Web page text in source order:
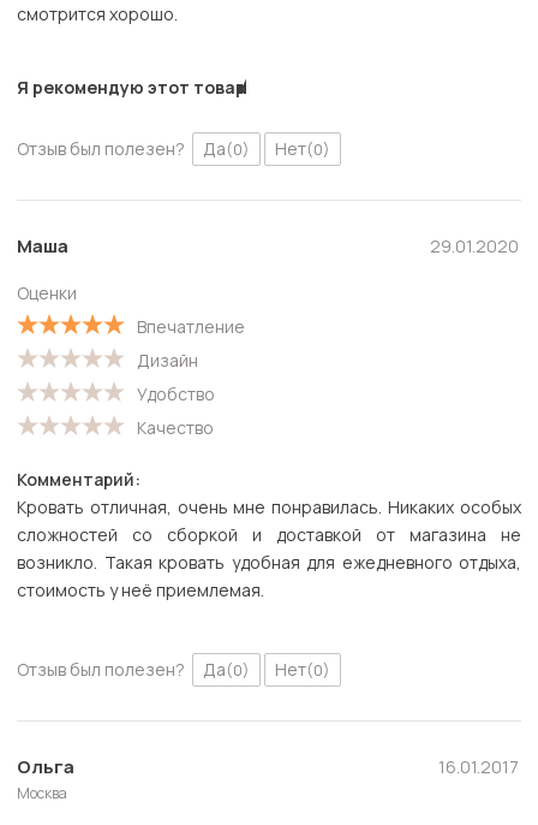
смотрится хорошо.
Я рекомендую этот товар
Отзыв был полезен? Да(0) Нет(0)
Маша
Оценки
Впечатление
Дизайн
Удобство
Качество
29.01.2020
Комментарий:
Кровать отличная, очень мне понравилась. Никаких особых
сложностей со сборкой и доставкой от магазина не
возникло. Такая кровать удобная для ежедневного отдыха,
стоимость у неё приемлемая.
Отзыв был полезен? Да(0) Нет(0)
Ольга
Москва
16.01.2017